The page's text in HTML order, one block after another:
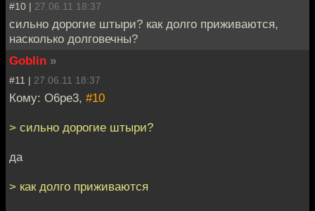
#10 | 27.06.11 18:37
сильно дорогие штыри? как долго приживаются,
насколько долговечны?
Goblin »
#11 | 27.06.11 18:37
Кому: O6pe3, #10
> сильно дорогие штыри?
да
> как долго приживаются